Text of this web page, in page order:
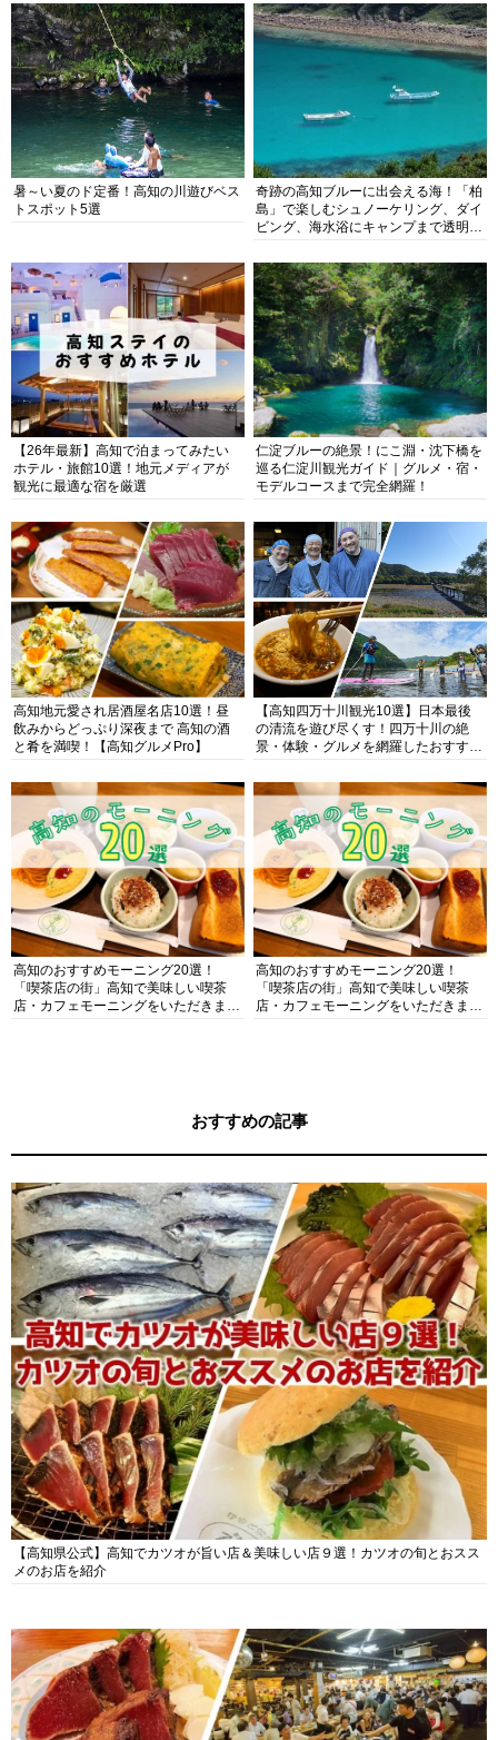
暑～い夏のド定番！高知の川遊びベス
トスポット5選
奇跡の高知ブルーに出会える海！「柏
島」で楽しむシュノーケリング、ダイ
ビング、海水浴にキャンプまで透明度
【26年最新】高知で泊まってみたい
ホテル・旅館10選！地元メディアが
観光に最適な宿を厳選
仁淀ブルーの絶景！にこ淵・沈下橋を
巡る仁淀川観光ガイド｜グルメ・宿・
モデルコースまで完全網羅！
高知地元愛され居酒屋名店10選！昼
飲みからどっぷり深夜まで 高知の酒
と肴を満喫！【高知グルメPro】
【高知四万十川観光10選】日本最後
の清流を遊び尽くす！四万十川の絶
景・体験・グルメを網羅したおすすめ
高知のおすすめモーニング20選！
「喫茶店の街」高知で美味しい喫茶
店・カフェモーニングをいただきま
高知のおすすめモーニング20選！
「喫茶店の街」高知で美味しい喫茶
店・カフェモーニングをいただきま
おすすめの記事
【高知県公式】高知でカツオが旨い店＆美味しい店９選！カツオの旬とおスス
メのお店を紹介